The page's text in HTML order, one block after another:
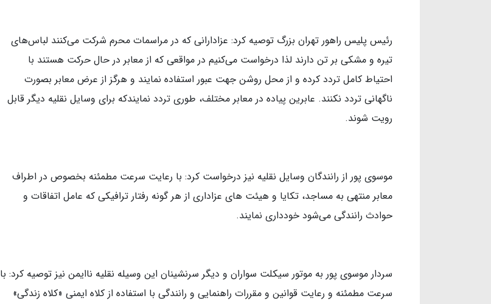
رئیس پلیس راهور تهران بزرگ توصیه کرد: عزادارانی که در مراسمات محرم شرکت می‌کنند لباس‌های
تیره و مشکی بر تن دارند لذا درخواست می‌کنیم در مواقعی که از معابر در حال حرکت هستند با
احتیاط کامل تردد کرده و از محل روشن جهت عبور استفاده نمایند و هرگز از عرض معابر بصورت
ناگهانی تردد نکنند. عابرین پیاده در معابر مختلف، طوری تردد نمایندکه برای وسایل نقلیه دیگر قابل
رویت شوند.
موسوی پور از رانندگان وسایل نقلیه نیز درخواست کرد: با رعایت سرعت مطمئنه بخصوص در اطراف
معابر منتهی به مساجد، تکایا و هیئت های عزاداری از هر گونه رفتار ترافیکی که عامل اتفاقات و
حوادث رانندگی می‌شود خودداری نمایند.
سردار موسوی پور به موتور سیکلت سواران و دیگر سرنشینان این وسیله نقلیه ناایمن نیز توصیه کرد: با
سرعت مطمئنه و رعایت قوانین و مقررات راهنمایی و رانندگی با استفاده از کلاه ایمنی «کلاه زندگی»